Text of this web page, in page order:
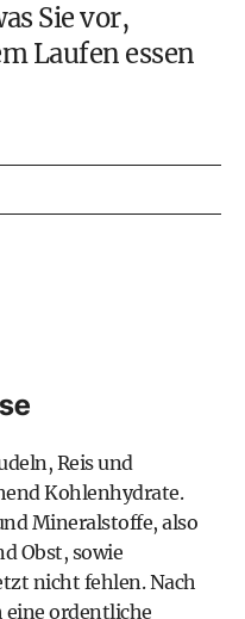
Sie vor,
Laufen essen
Reis und
Kohlenhydrate.
Mineralstoffe, also
Obst, sowie
nicht fehlen. Nach
eine ordentliche